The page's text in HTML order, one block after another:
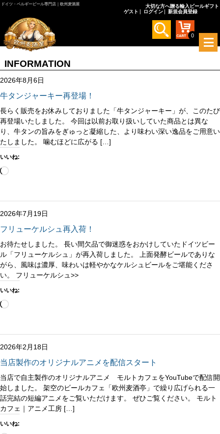
ドイツ・ベルギービール専門店｜欧州麦酒屋
大切な方へ贈る輸入ビールギフト
ゲスト
ログイン 新規会員登録
0
メ
ニ
ー
INFORMATION
2026年8月6日
牛タンジャーキー再登場！
長らく販売をお休みしておりました「牛タンジャーキー」が、このたび
再登場いたしました。 今回は以前お取り扱いしていた商品とは異な
り、牛タンの旨みをぎゅっと凝縮した、より味わい深い逸品をご用意い
たしました。 噛むほどに広がる […]
いいね:
読
み
中…
2026年7月19日
フリューケルシュ再入荷！
お待たせしました。 長い間欠品で御迷惑をおかけしていたドイツビー
ル「フリューケルシュ」が再入荷しました。 上面発酵ビールでありな
がら、風味は濃厚、味わいは軽やかなケルシュビールをご堪能くださ
い。 フリューケルシュ>>
いいね:
読
み
中…
2026年2月18日
当店製作のオリジナルアニメを配信スタート
当店で自主製作のオリジナルアニメ モルトカフェをYouTubeで配信開
始しました。 架空のビールカフェ「欧州麦酒亭」で繰り広げられる一
話完結の短編アニメをご覧いただけます。 ぜひご覧ください。 モルト
カフェ｜アニメ工房 […]
いいね: